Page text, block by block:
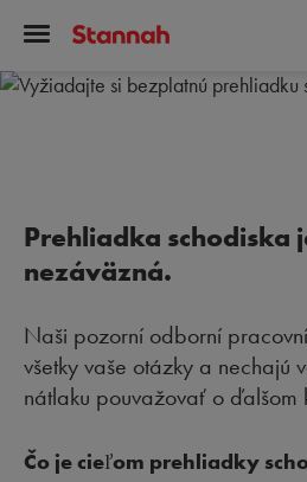
Prehliadka schodiska
nezáväzná.
Naši pozorní odborní
všetky vaše otázky a nechajú
nátlaku pouvažovať o ďalšom
Čo je cieľom prehliadky